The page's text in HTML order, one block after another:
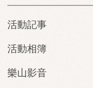
活動記事
活動相簿
樂山影音